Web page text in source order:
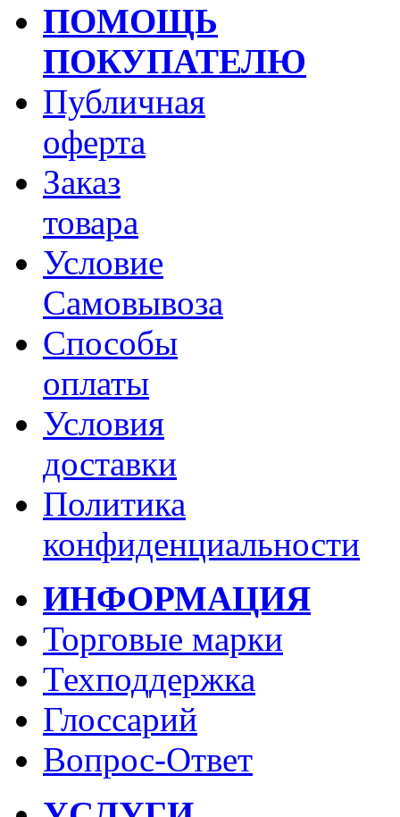
ПОМОЩЬ
ПОКУПАТЕЛЮ
Публичная
оферта
Заказ
товара
Условие
Самовывоза
Способы
оплаты
Условия
доставки
Политика
конфиденциальности
ИНФОРМАЦИЯ
Торговые марки
Техподдержка
Глоссарий
Вопрос-Ответ